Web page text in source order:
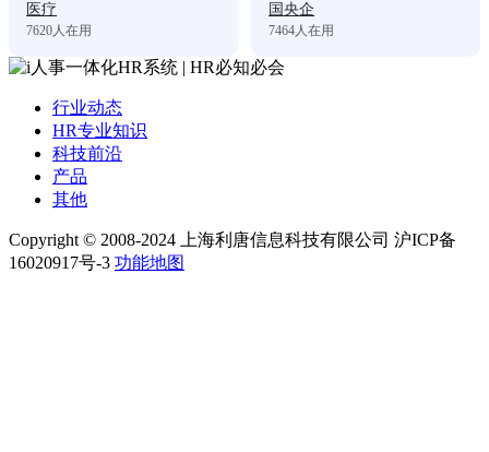
医疗
7620人在用
国央企
7464人在用
行业动态
HR专业知识
科技前沿
产品
其他
Copyright © 2008-2024 上海利唐信息科技有限公司 沪ICP备
16020917号-3 功能地图